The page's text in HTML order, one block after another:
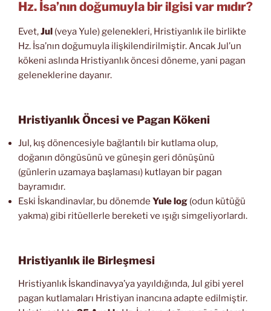
Hz. İsa’nın doğumuyla bir ilgisi var mıdır?
Evet,Jul (veya Yule) gelenekleri, Hristiyanlık ile birlikte
Hz. İsa’nın doğumuyla ilişkilendirilmiştir. Ancak Jul’un
kökeni aslında Hristiyanlık öncesi döneme, yani pagan
geleneklerine dayanır.
Hristiyanlık Öncesi ve Pagan Kökeni
Jul, kış dönencesiyle bağlantılı bir kutlama olup,
doğanın döngüsünü ve güneşin geri dönüşünü
(günlerin uzamaya başlaması) kutlayan bir pagan
bayramıdır.
Eski İskandinavlar, bu dönemde Yule log (odun kütüğü
yakma) gibi ritüellerle bereketi ve ışığı simgeliyorlardı.
Hristiyanlık ile Birleşmesi
Hristiyanlık İskandinavya’ya yayıldığında, Jul gibi yerel
pagan kutlamaları Hristiyan inancına adapte edilmiştir.